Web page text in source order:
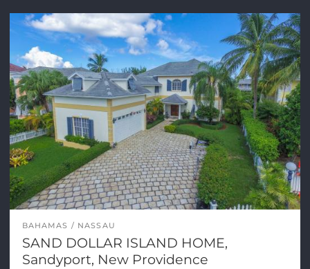
BAHAMAS NASSAU
SAND DOLLAR ISLAND HOME,
Sandyport, New Providence